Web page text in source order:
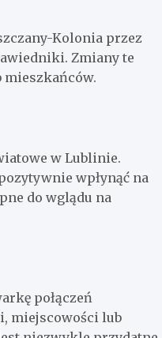
Kolonia przez
Zmiany te
mieszkańców.
w Lublinie.
wpłynąć na
do wglądu na
połączeń
miejscowości lub